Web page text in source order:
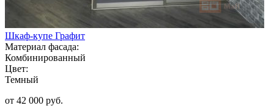
Шкаф-купе Графит
Материал фасада:
Комбинированный
Цвет:
Темный
от 42 000 руб.